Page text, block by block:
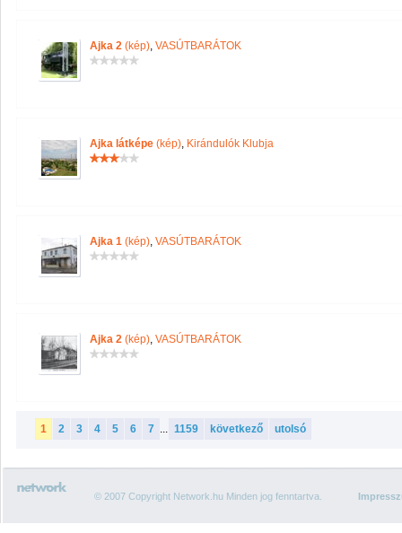
Ajka 2 (kép), VASÚTBARÁTOK
Ajka látképe (kép), Kirándulók Klubja
Ajka 1 (kép), VASÚTBARÁTOK
Ajka 2 (kép), VASÚTBARÁTOK
1 2 3 4 5 6 7 ... 1159 következő utolsó
© 2007 Copyright Network.hu Minden jog fenntartva.